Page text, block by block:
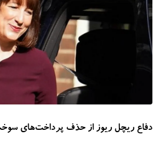
دفاع ریچل ریوز از حذف پرداخت‌های